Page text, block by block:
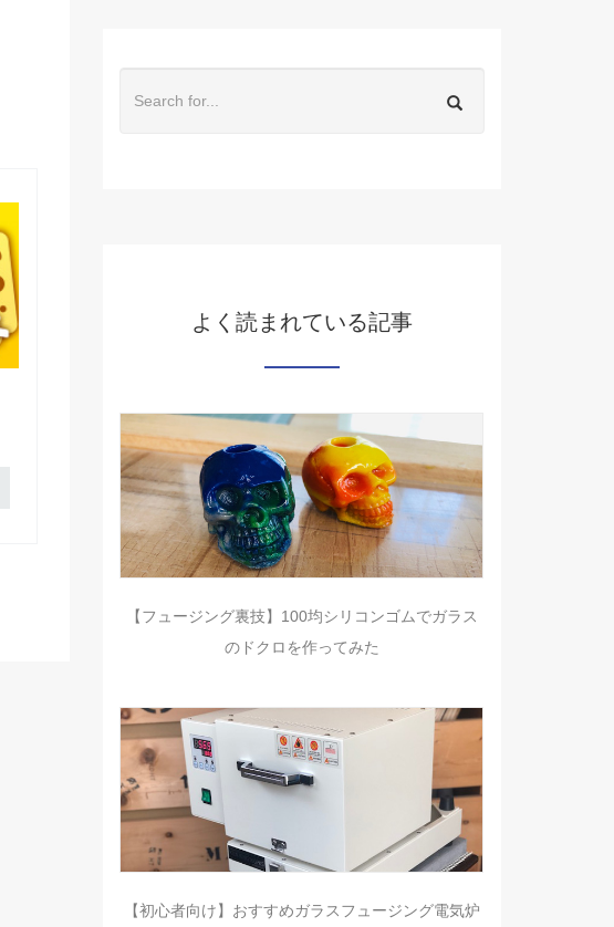
よく読まれている記事
【フュージング裏技】100均シリコンゴムでガラス
のドクロを作ってみた
【初心者向け】おすすめガラスフュージング電気炉